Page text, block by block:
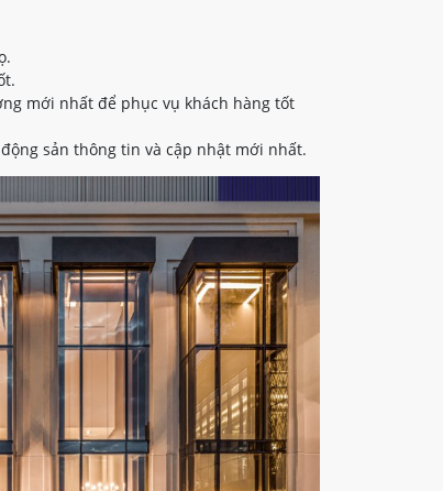
mới nhất để phục vụ khách hàng tốt
sản thông tin và cập nhật mới nhất.